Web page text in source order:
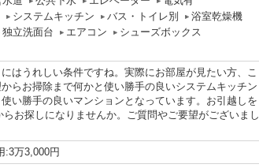
システムキッチン バス・トイレ別
浴室乾燥機
独立洗面台 エアコン
シューズボックス
はうれしい条件ですね。実際にお部屋が見たい方、こ
らお掃除まで何かと使い勝手の良いシステムキッチン
い勝手の良いマンションとなっています。お引越しを
お探しになりませんか。ご質問やご要望がございまし
:3万3,000円